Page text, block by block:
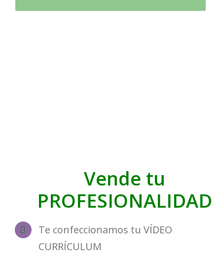
Vende tu
PROFESIONALIDAD
Te confeccionamos tu VÍDEO
CURRÍCULUM